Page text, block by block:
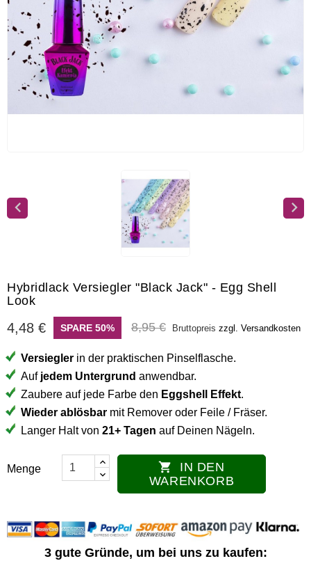
Hybridlack Versiegler "Black Jack" - Egg Shell
Look
4,48 € SPARE 50% 8,95 € Bruttopreis zzgl. Versandkosten
Versiegler in der praktischen Pinselflasche.
Auf jedem Untergrund anwendbar.
Zaubere auf jede Farbe den Eggshell Effekt.
Wieder ablösbar mit Remover oder Feile / Fräser.
Langer Halt von 21+ Tagen auf Deinen Nägeln.
Menge 
WARENKORB
3 gute Gründe, um bei uns zu kaufen: